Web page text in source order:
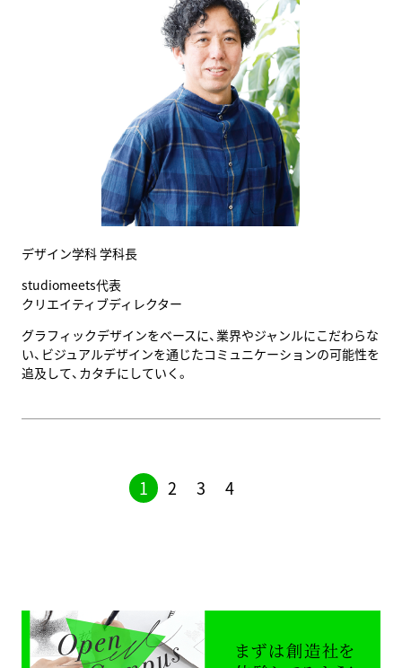
デザイン学科 学科長
studiomeets代表
クリエイティブディレクター
グラフィックデザインをベースに、業界やジャンルにこだわらな
い、ビジュアルデザインを通じたコミュニケーションの可能性を
追及して、カタチにしていく。
1 2 3 4